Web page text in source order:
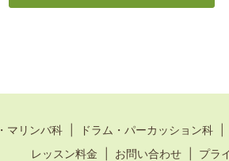
マリンバ科 ドラム・パーカッション科
レッスン料金
お問い合わせ プラ